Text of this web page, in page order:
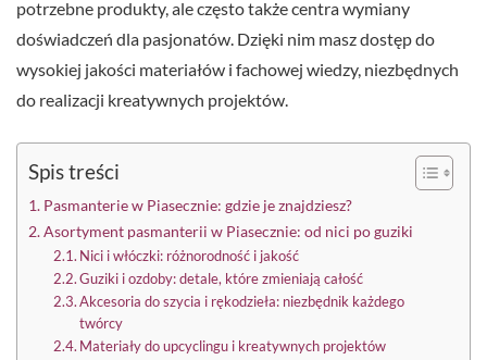
potrzebne produkty, ale często także centra wymiany
doświadczeń dla pasjonatów. Dzięki nim masz dostęp do
wysokiej jakości materiałów i fachowej wiedzy, niezbędnych
do realizacji kreatywnych projektów.
Spis treści
Pasmanterie w Piasecznie: gdzie je znajdziesz?
Asortyment pasmanterii w Piasecznie: od nici po guziki
Nici i włóczki: różnorodność i jakość
Guziki i ozdoby: detale, które zmieniają całość
Akcesoria do szycia i rękodzieła: niezbędnik każdego
twórcy
Materiały do upcyclingu i kreatywnych projektów